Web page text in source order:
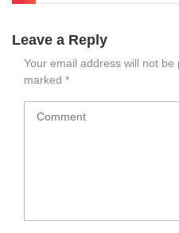
Leave a Reply
Your email address will not be
marked *